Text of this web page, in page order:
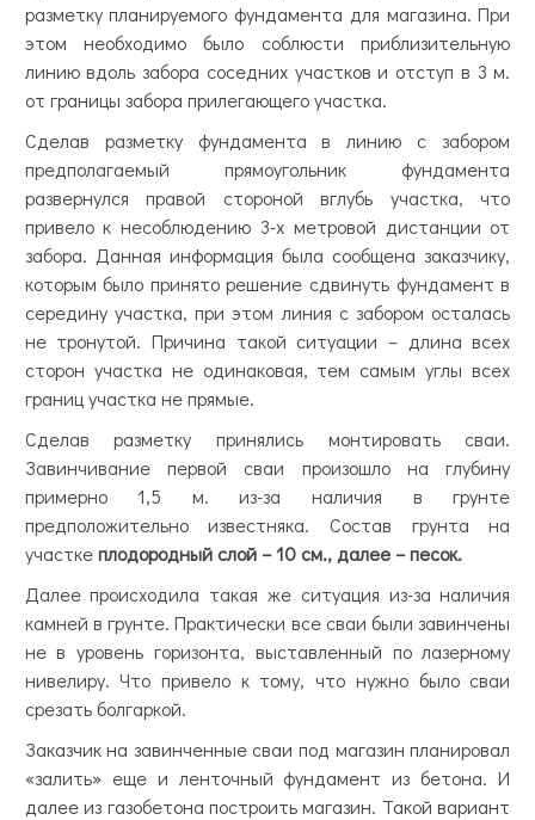
разметку планируемого фундамента для магазина. При
этом необходимо было соблюсти приблизительную
линию вдоль забора соседних участков и отступ в 3 м.
от границы забора прилегающего участка.
Сделав разметку фундамента в линию с забором
предполагаемый прямоугольник фундамента
развернулся правой стороной вглубь участка, что
привело к несоблюдению 3-х метровой дистанции от
забора. Данная информация была сообщена заказчику,
которым было принято решение сдвинуть фундамент в
середину участка, при этом линия с забором осталась
не тронутой. Причина такой ситуации – длина всех
сторон участка не одинаковая, тем самым углы всех
границ участка не прямые.
Сделав разметку принялись монтировать сваи.
Завинчивание первой сваи произошло на глубину
примерно 1,5 м. из-за наличия в грунте
предположительно известняка. Состав грунта на
участкеплодородный слой – 10 см., далее – песок.
Далее происходила такая же ситуация из-за наличия
камней в грунте. Практически все сваи были завинчены
не в уровень горизонта, выставленный по лазерному
нивелиру. Что привело к тому, что нужно было сваи
срезать болгаркой.
Заказчик на завинченные сваи под магазин планировал
«залить» еще и ленточный фундамент из бетона. И
далее из газобетона построить магазин. Такой вариант